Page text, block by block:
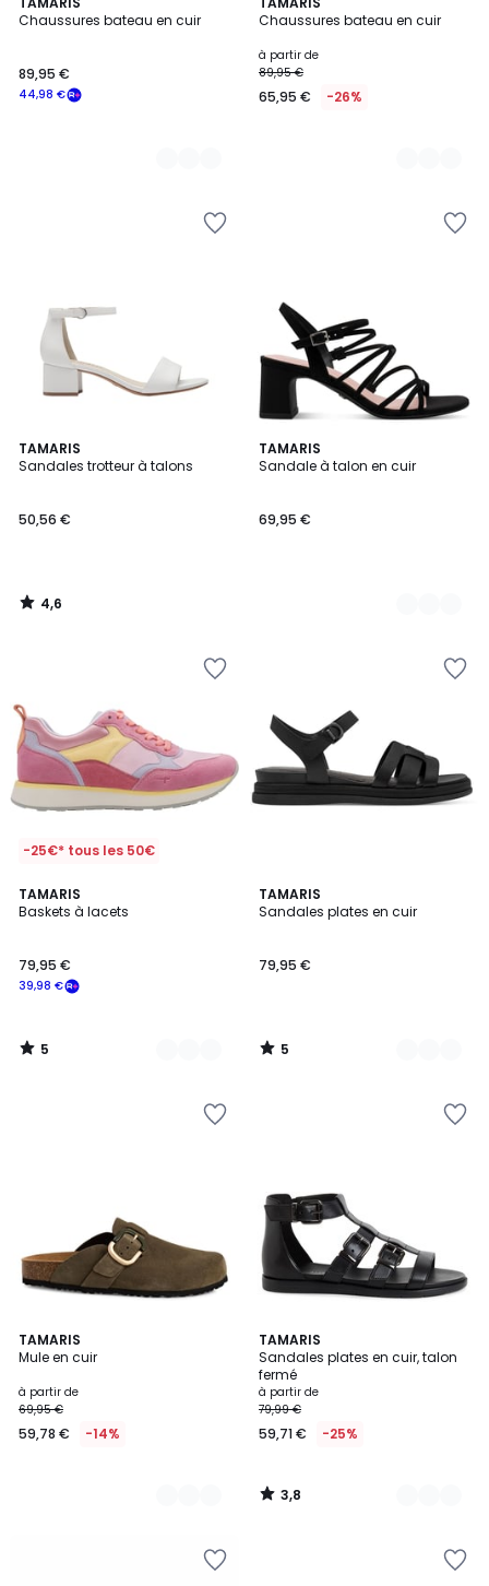
Chaussures bateau en cuir
44,98 €
89,95 €
2
Couleurs
Chaussures bateau en cuir
à partir de
89,95 €
65,95 € -26%
2
Couleurs
TAMARIS
Sandales trotteur à talons
50,56 €
4,6
/ 5
4,6
/
TAMARIS
Sandale à talon en cuir
69,95 €
2
Couleurs
-25€* tous les 50€
TAMARIS
Baskets à lacets
39,98 €
79,95 €
5
/
2
Couleurs
5
/
TAMARIS
Sandales plates en cuir
79,95 €
5
/
2
Couleurs
5
/
TAMARIS
Mule en cuir
à partir de
69,95 €
59,78 € -14%
7
Couleurs
TAMARIS
Sandales plates en cuir, talon
fermé
à partir de
79,99 €
59,71 € -25%
3,8
/ 5
3
Couleurs
3,8
/